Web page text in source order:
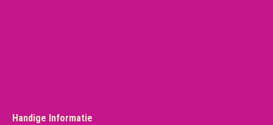
Handige Informatie